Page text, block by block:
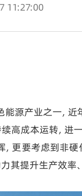
11:27:00
能源产业之一，
高成本运转，
更要考虑到非
其提升生产效率